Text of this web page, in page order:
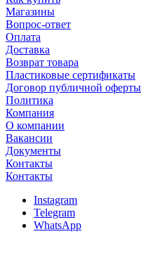
Магазины
Вопрос-ответ
Оплата
Доставка
Возврат товара
Пластиковые сертификаты
Договор публичной оферты
Политика
Компания
О компании
Вакансии
Документы
Контакты
Контакты
Instagram
Telegram
WhatsApp